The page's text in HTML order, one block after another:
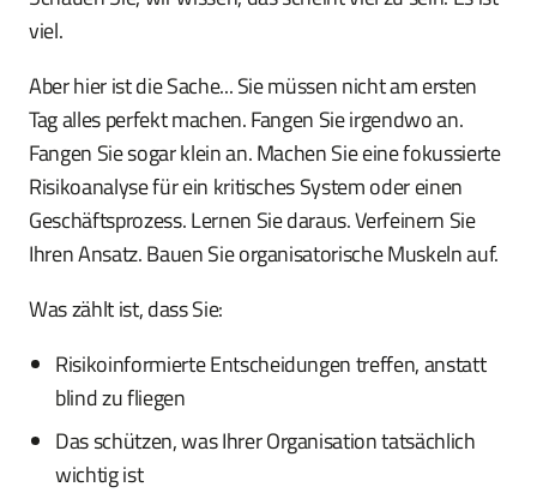
viel.
Aber hier ist die Sache... Sie müssen nicht am ersten
Tag alles perfekt machen. Fangen Sie irgendwo an.
Fangen Sie sogar klein an. Machen Sie eine fokussierte
Risikoanalyse für ein kritisches System oder einen
Geschäftsprozess. Lernen Sie daraus. Verfeinern Sie
Ihren Ansatz. Bauen Sie organisatorische Muskeln auf.
Was zählt ist, dass Sie:
Risikoinformierte Entscheidungen treffen, anstatt
blind zu fliegen
Das schützen, was Ihrer Organisation tatsächlich
wichtig ist